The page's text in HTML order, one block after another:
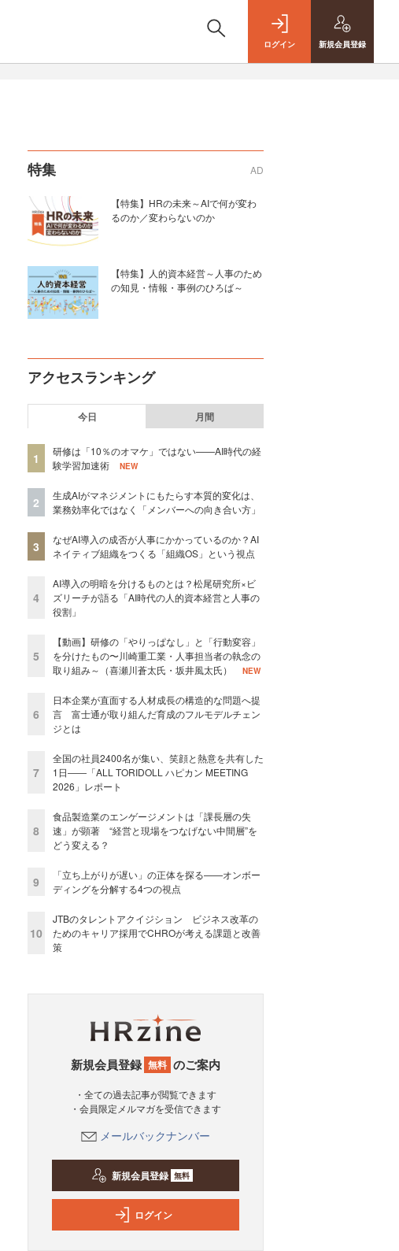
ログイン 新規会員登録
特集 AD
【特集】HRの未来～AIで何が変わ
るのか／変わらないのか
【特集】人的資本経営～人事のため
の知見・情報・事例のひろば～
アクセスランキング
今日 月間
1
研修は「10％のオマケ」ではない——AI時代の経
験学習加速術
NEW
2
生成AIがマネジメントにもたらす本質的変化は、
業務効率化ではなく「メンバーへの向き合い方」
3
なぜAI導入の成否が人事にかかっているのか？AI
ネイティブ組織をつくる「組織OS」という視点
4
AI導入の明暗を分けるものとは？松尾研究所×ビ
ズリーチが語る「AI時代の人的資本経営と人事の
役割」
5
【動画】研修の「やりっぱなし」と「行動変容」
を分けたもの〜川崎重工業・人事担当者の執念の
取り組み～（喜瀬川蒼太氏・坂井風太氏）
NEW
6
日本企業が直面する人材成長の構造的な問題へ提
言 富士通が取り組んだ育成のフルモデルチェン
ジとは
7
全国の社員2400名が集い、笑顔と熱意を共有した
1日――「ALL TORIDOLL ハピカン MEETING
2026」レポート
8
食品製造業のエンゲージメントは「課長層の失
速」が顕著 “経営と現場をつなげない中間層”を
どう変える？
9
「立ち上がりが遅い」の正体を探る——オンボー
ディングを分解する4つの視点
10
JTBのタレントアクイジション ビジネス改革の
ためのキャリア採用でCHROが考える課題と改善
策
新規会員登録 無料 のご案内
・全ての過去記事が閲覧できます
・会員限定メルマガを受信できます
メールバックナンバー
新規会員登録 無料
ログイン